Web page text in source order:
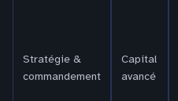
Stratégie &
commandement
Capital
avancé